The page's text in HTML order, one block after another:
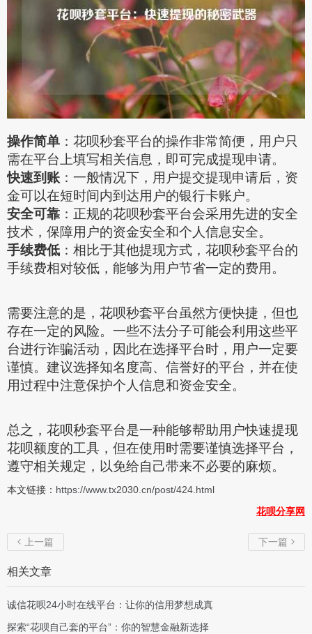
操作简单 ：花呗秒套平台的操作非常简便，用户只
需在平台上填写相关信息，即可完成提现申请。
快速到账 ：一般情况下，用户提交提现申请后，资
金可以在短时间内到达用户的银行卡账户。
安全可靠 ：正规的花呗秒套平台会采用先进的安全
技术，保障用户的资金安全和个人信息安全。
手续费低 ：相比于其他提现方式，花呗秒套平台的
手续费相对较低，能够为用户节省一定的费用。
需要注意的是，花呗秒套平台虽然方便快捷，但也
存在一定的风险。一些不法分子可能会利用这些平
台进行诈骗活动，因此在选择平台时，用户一定要
谨慎。建议选择知名度高、信誉好的平台，并在使
用过程中注意保护个人信息和资金安全。
总之，花呗秒套平台是一种能够帮助用户快速提现
花呗额度的工具，但在使用时需要谨慎选择平台，
遵守相关规定，以免给自己带来不必要的麻烦。
本文链接： https://www.tx2030.cn/post/424.html
花呗分享网
 上一篇 下一篇 
相关文章
诚信花呗24小时在线平台：让你的信用梦想成真
探索“花呗自己套的平台”：你的智慧金融新选择